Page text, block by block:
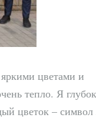
цветами и
тепло. Я
цветок –